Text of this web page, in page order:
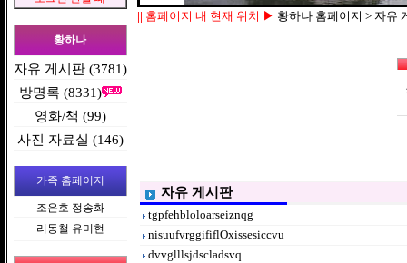
황하나
자유 게시판 (3781)
방명록 (8331)
영화/책 (99)
사진 자료실 (146)
가족 홈페이지
조은호 정송화
리동철 유미현
|| 홈페이지 내 현재 위치 ▶ 황하나 홈페이지 > 자유
자유 게시판
tgpfehbloloarseiznqg
nisuufvrggififlOxissesiccvu
dvvglllsjdscladsvq